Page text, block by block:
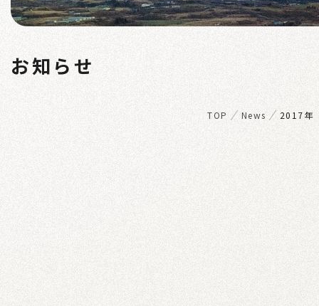
お知らせ
EWS
TOP News 2017年
WORKS
ADVANTAGE